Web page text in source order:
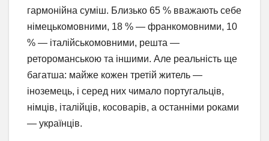
гармонійна суміш. Близько 65 % вважають себе
німецькомовними, 18 % — франкомовними, 10
% — італійськомовними, решта —
ретороманською та іншими. Але реальність ще
багатша: майже кожен третій житель —
іноземець, і серед них чимало португальців,
німців, італійців, косоварів, а останніми роками
— українців.